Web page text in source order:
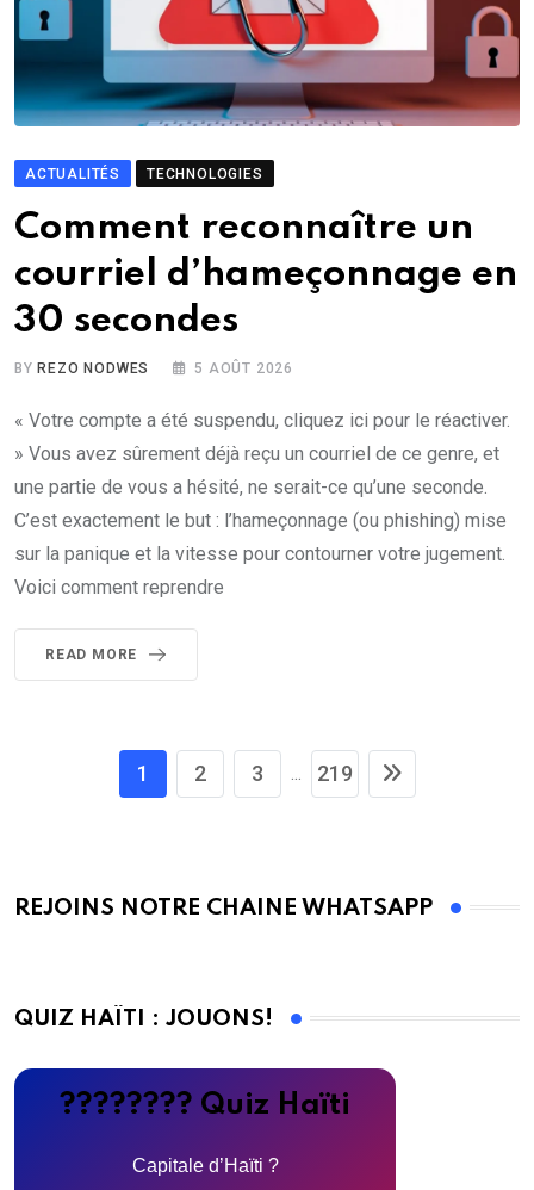
ACTUALITÉS TECHNOLOGIES
Comment reconnaître un
courriel d’hameçonnage en
30 secondes
BYREZO NODWES 5 AOÛT 2026
« Votre compte a été suspendu, cliquez ici pour le réactiver.
» Vous avez sûrement déjà reçu un courriel de ce genre, et
une partie de vous a hésité, ne serait-ce qu’une seconde.
C’est exactement le but : l’hameçonnage (ou phishing) mise
sur la panique et la vitesse pour contourner votre jugement.
Voici comment reprendre
READ MORE
1 2 3 219
REJOINS NOTRE CHAINE WHATSAPP
QUIZ HAÏTI : JOUONS!
???????? Quiz Haïti
Capitale d’Haïti ?